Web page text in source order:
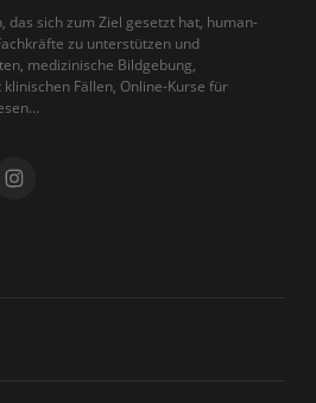
das sich zum Ziel gesetzt hat, human-
zu unterstützen und
medizinische Bildgebung,
Fällen, Online-Kurse für